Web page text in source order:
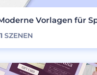
Vorlagen für
SZENEN